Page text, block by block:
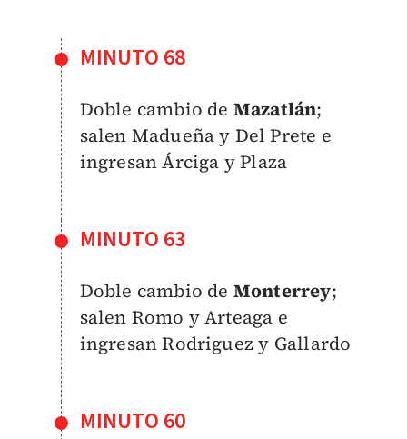
MINUTO 68
Doble cambio de Mazatlán;
salen Madueña y Del Prete e
ingresan Árciga yPlaza
MINUTO 63
Doble cambio de Monterrey;
salen Romo y Arteaga e
ingresan Rodriguez y Gallardo
MINUTO 60